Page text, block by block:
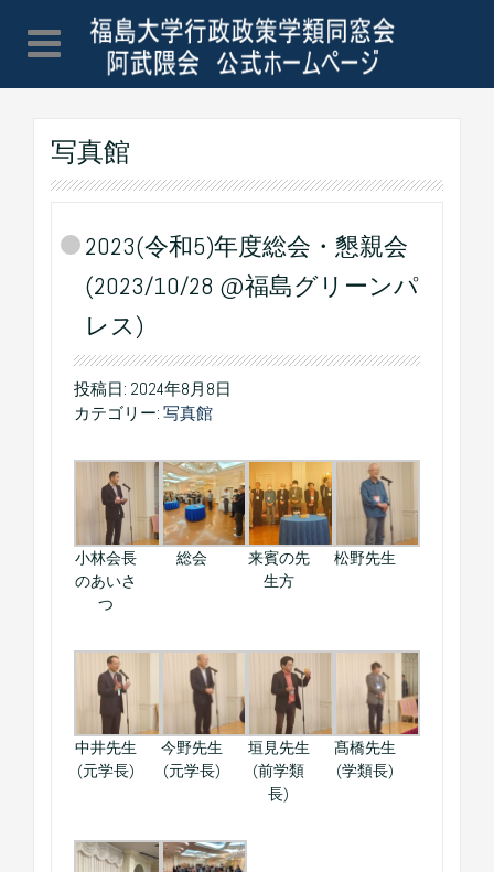
写真館
2023(令和5)年度総会・懇親会
(2023/10/28 @福島グリーンパ
レス)
投稿日: 2024年8月8日
カテゴリー: 写真館
小林会長
のあいさ
つ
総会
来賓の先
生方
松野先生
中井先生
(元学長)
今野先生
(元学長)
垣見先生
(前学類
長)
髙橋先生
(学類長)